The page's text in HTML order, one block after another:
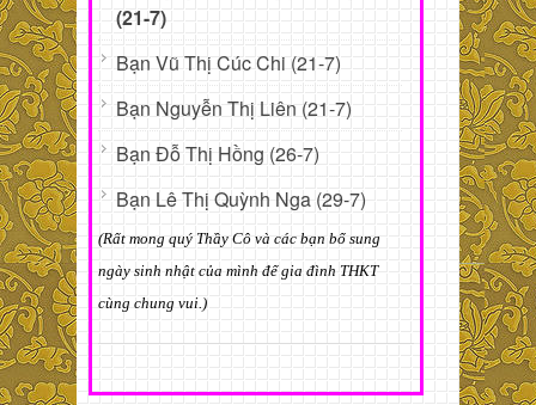
(21-7)
Bạn Vũ Thị Cúc Chi (21-7)
Bạn Nguyễn Thị Liên (21-7)
Bạn Đỗ Thị Hồng (26-7)
Bạn Lê Thị Quỳnh Nga (29-7)
(Rất mong quý Thầy Cô và các bạn bổ sung
ngày sinh nhật của mình để gia đình THKT
cùng chung vui.)